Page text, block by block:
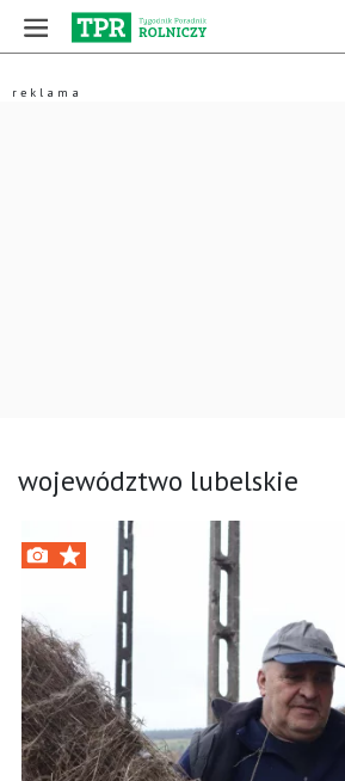
województwo lubelskie